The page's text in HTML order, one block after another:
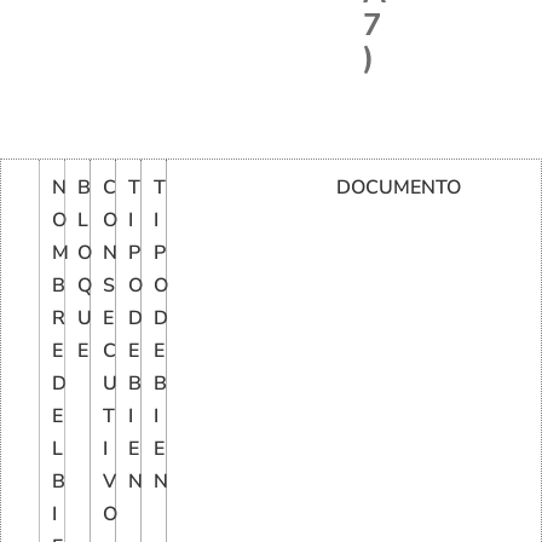
7
)
N
O
M
B
R
E
D
E
L
B
I
B
L
O
Q
U
E
C
O
N
S
E
C
U
T
I
V
O
T
I
P
O
D
E
B
I
E
N
T
I
P
O
D
E
B
I
E
N
DOCUMENTO